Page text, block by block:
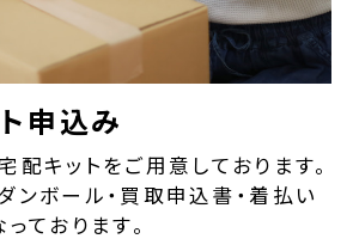
申込み
キットをご用意しております。
ンボール・買取申込書・着払い
ております。